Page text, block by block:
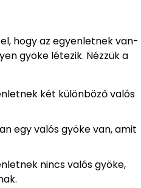
hogy az egyenletnek van-
gyöke létezik. Nézzük a
két különböző valós
egy valós gyöke van, amit
nincs valós gyöke,